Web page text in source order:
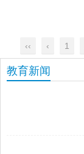
‹‹ ‹ 1
教育新闻